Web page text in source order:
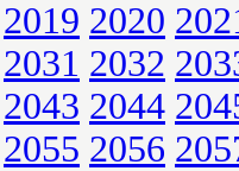
2019 2020
2031 2032
2043 2044
2055 2056